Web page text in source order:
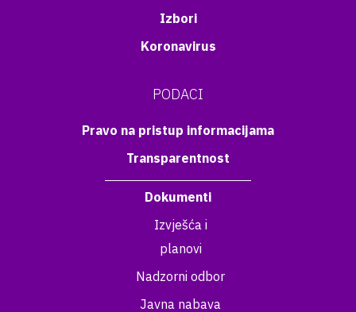
Izbori
Koronavirus
PODACI
Pravo na pristup informacijama
Transparentnost
Dokumenti
Izvješća i
planovi
Nadzorni odbor
Javna nabava